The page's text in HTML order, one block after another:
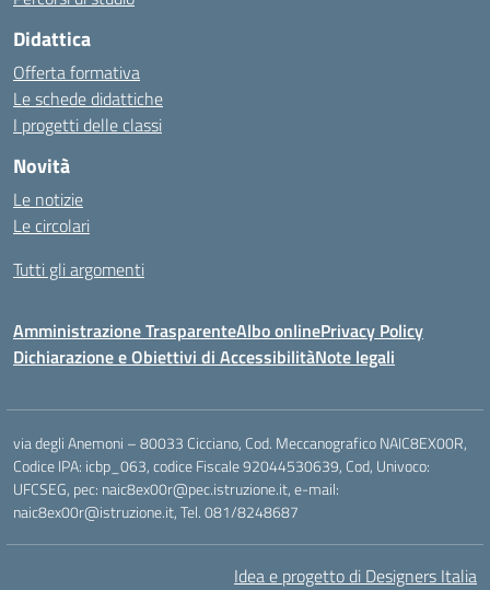
Didattica
Offerta formativa
Le schede didattiche
I progetti delle classi
Novità
Le notizie
Le circolari
Tutti gli argomenti
Amministrazione TrasparenteAlbo onlinePrivacy Policy
Dichiarazione e Obiettivi di AccessibilitàNote legali
via degli Anemoni – 80033 Cicciano, Cod. Meccanografico NAIC8EX00R,
Codice IPA: icbp_063, codice Fiscale 92044530639, Cod, Univoco:
UFCSEG, pec: naic8ex00r@pec.istruzione.it, e-mail:
naic8ex00r@istruzione.it, Tel. 081/8248687
Idea e progetto di Designers Italia